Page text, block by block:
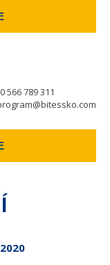
566 789 311